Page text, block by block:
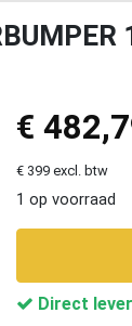
€
€ 399 excl. btw
1 op voorraad
Direct